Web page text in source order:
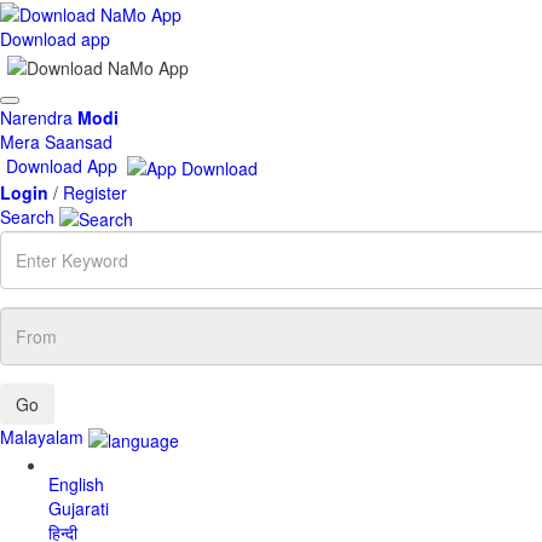
Download app
Toggle
navigation
Narendra Modi
Mera Saansad
Download App
Login / Register
Search
Enter
Keyword
From
Malayalam
English
Gujarati
हिन्दी